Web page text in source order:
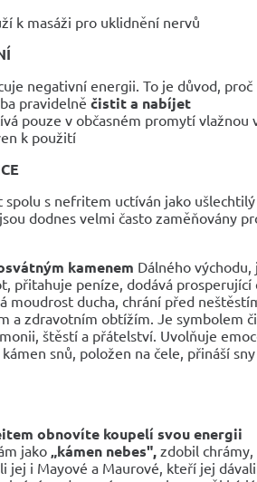
k masáži pro uklidnění nervů
negativní energii. To je důvod,
pravidelně čistit a nabíjet
pouze v občasném promytí vlažnou
k použití
spolu s nefritem uctíván jako
dodnes velmi často zaměňovány
kamenem Dálného
přitahuje peníze, dodává
moudrost ducha, chrání před
a zdravotním obtížím. Je symbolem
štěstí a přátelství. Uvolňuje
snů, položen na čele, přináší
obnovíte koupelí svou energii
jako „kámen nebes", zdobil
jej i Mayové a Maurové, kteří jej